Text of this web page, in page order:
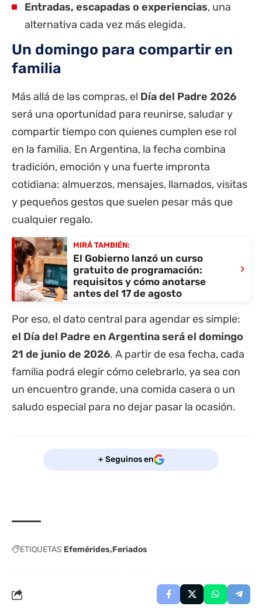
Entradas, escapadas o experiencias, una
alternativa cada vez más elegida.
Un domingo para compartir en
familia
Más allá de las compras, el Día del Padre 2026
será una oportunidad para reunirse, saludar y
compartir tiempo con quienes cumplen ese rol
en la familia. En Argentina, la fecha combina
tradición, emoción y una fuerte impronta
cotidiana: almuerzos, mensajes, llamados, visitas
y pequeños gestos que suelen pesar más que
cualquier regalo.
MIRÁ TAMBIÉN:
El Gobierno lanzó un curso
gratuito de programación:
requisitos y cómo anotarse
antes del 17 de agosto
›
Por eso, el dato central para agendar es simple:
el Día del Padre en Argentina será el domingo
21 de junio de 2026. A partir de esa fecha, cada
familia podrá elegir cómo celebrarlo, ya sea con
un encuentro grande, una comida casera o un
saludo especial para no dejar pasar la ocasión.
+ Seguinos en
ETIQUETAS Efemérides Feriados